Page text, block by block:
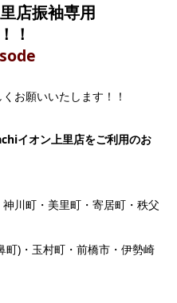
店振袖専用
！
お願いいたします！！
イオン上里店をご利用のお
川町・美里町・寄居町・秩父
町)・玉村町・前橋市・伊勢崎